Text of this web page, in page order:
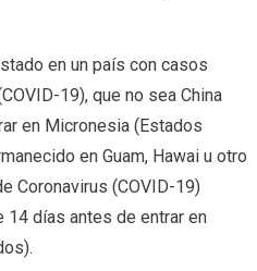
en un país con casos
19), que no sea China
en Micronesia (Estados
en Guam, Hawai u otro
Coronavirus (COVID-19)
14 días antes de entrar en